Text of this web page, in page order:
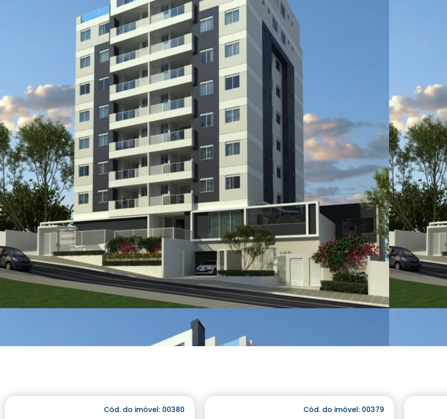
Cód. do imóvel: 00380 Cód. do imóvel: 00379